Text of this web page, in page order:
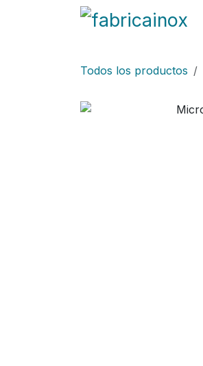
Todos los productos